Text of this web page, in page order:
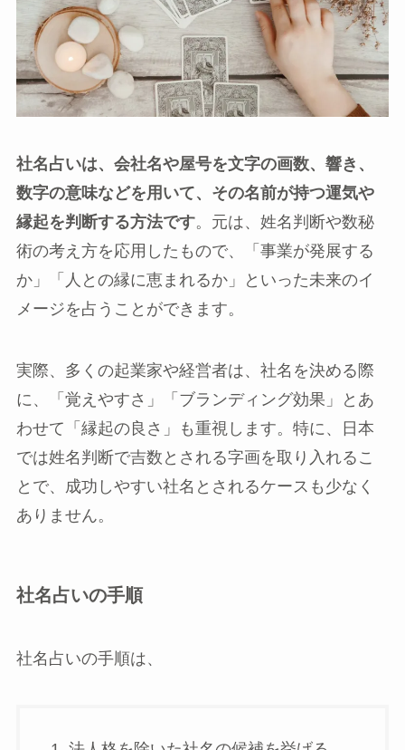
社名占いは、会社名や屋号を文字の画数、響き、
数字の意味などを用いて、その名前が持つ運気や
縁起を判断する方法です。元は、姓名判断や数秘
術の考え方を応用したもので、「事業が発展する
か」「人との縁に恵まれるか」といった未来のイ
メージを占うことができます。
実際、多くの起業家や経営者は、社名を決める際
に、「覚えやすさ」「ブランディング効果」とあ
わせて「縁起の良さ」も重視します。特に、日本
では姓名判断で吉数とされる字画を取り入れるこ
とで、成功しやすい社名とされるケースも少なく
ありません。
社名占いの手順
社名占いの手順は、